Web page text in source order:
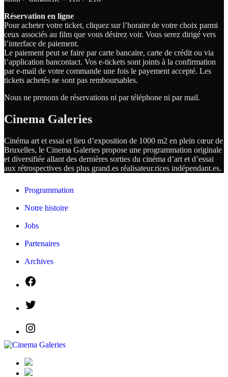
Réservation en ligne
Pour acheter votre ticket, cliquez sur l’horaire de votre choix parmi
ceux associés au film que vous désirez voir. Vous serez dirigé vers
l’interface de paiement.
Le paiement peut se faire par carte bancaire, carte de crédit ou via
l’application bancontact. Vos e-tickets sont joints à la confirmation
par e-mail de votre commande une fois le payement accepté. Les
tickets achetés ne sont pas remboursables.
Nous ne prenons de réservations ni par téléphone ni par mail.
Cinema Galeries
Cinéma art et essai et lieu d’exposition de 1000 m2 en plein cœur de
Bruxelles, le Cinema Galeries propose une programmation originale
et diversifiée allant des dernières sorties du cinéma d’art et d’essai
aux rétrospectives des plus grand.es réalisateur.rices indépendant.es.
Programmation
Notre histoire
Jobs
Partenaires
Archives